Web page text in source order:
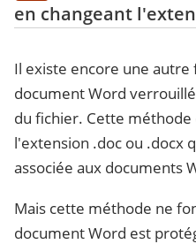
en changeant
Il existe encore une
document Word
du fichier. Cette
l'extension .doc ou .docx
associée aux documents
Mais cette méthode ne
document Word est